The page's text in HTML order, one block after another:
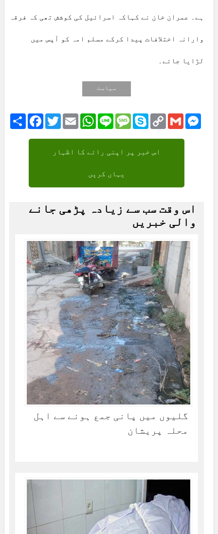
ہے۔ عمران خان نے کہاکہ اسرائیل کی کوشش تھی کہ فرقہ
وارانہ اختلافات پیدا کرکے مسلم امہ کو آپس میں
لڑایا جائے۔
سیاست
ShareFacebook
TwitterEmailWhatsApp
Line Message
SkypeCopy
Link
Gmail
اس خبر پر اپنی رائے کا اظہار
یہاں کریں
اس وقت سب سے زیادہ پڑھی جانے
والی خبریں
گلیوں میں پانی جمع ہونے سے اہل
محلہ پریشان